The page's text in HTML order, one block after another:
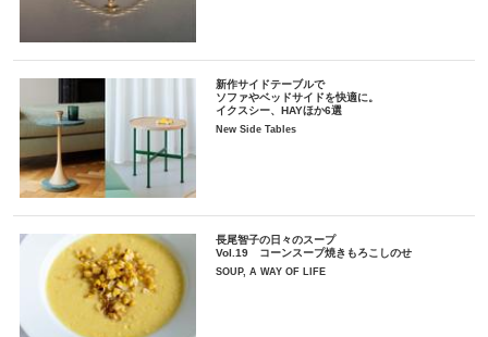
新作サイドテーブルで
ソファやベッドサイドを快適に。
イクスシー、HAYほか6選
New Side Tables
長尾智子の日々のスープ
Vol.19 コーンスープ焼きもろこしのせ
SOUP, A WAY OF LIFE